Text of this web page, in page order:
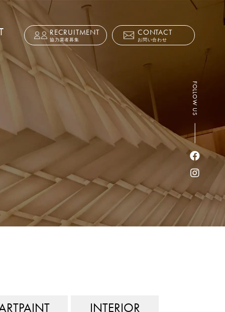
RECRUITMENT
協力業者募集
CONTACT
お問い合わせ
FOLLOW US
INTERIOR